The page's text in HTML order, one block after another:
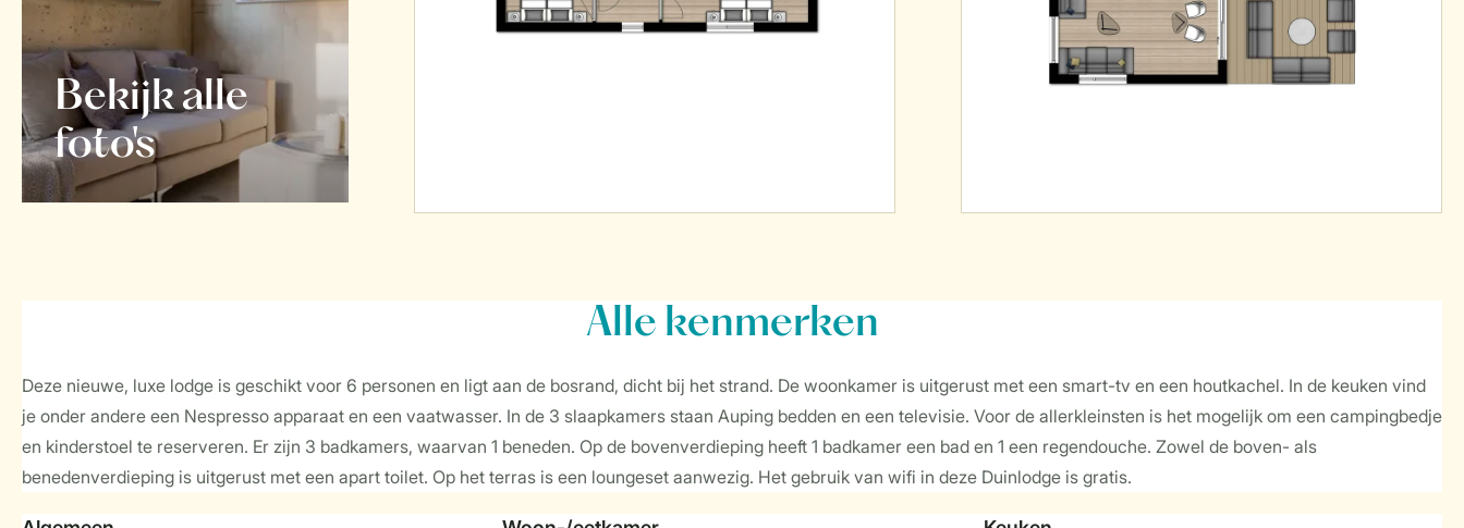
Bekijk alle
foto's
Alle kenmerken
Deze nieuwe, luxe lodge is geschikt voor 6 personen en ligt aan de bosrand, dicht bij het strand. De woonkamer is uitgerust met een smart-tv en een houtkachel. In de keuken vind
je onder andere een Nespresso apparaat en een vaatwasser. In de 3 slaapkamers staan Auping bedden en een televisie. Voor de allerkleinsten is het mogelijk om een campingbedje
en kinderstoel te reserveren. Er zijn 3 badkamers, waarvan 1 beneden. Op de bovenverdieping heeft 1 badkamer een bad en 1 een regendouche. Zowel de boven- als
benedenverdieping is uitgerust met een apart toilet. Op het terras is een loungeset aanwezig. Het gebruik van wifi in deze Duinlodge is gratis.